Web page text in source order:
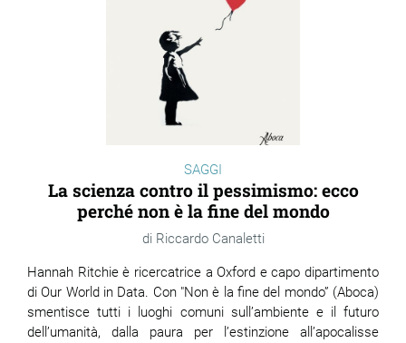
SAGGI
La scienza contro il pessimismo: ecco
perché non è la fine del mondo
Riccardo Canaletti
Hannah Ritchie è ricercatrice a Oxford e capo dipartimento
di Our World in Data. Con "Non è la fine del mondo” (Aboca)
smentisce tutti i luoghi comuni sull’ambiente e il futuro
dell’umanità, dalla paura per l’estinzione all’apocalisse